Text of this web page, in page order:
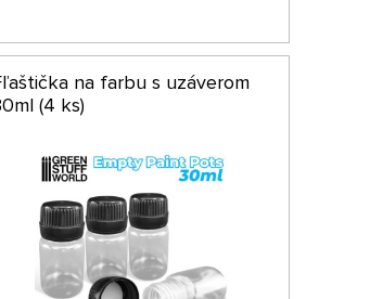
na farbu s uzáverom
(4 ks)